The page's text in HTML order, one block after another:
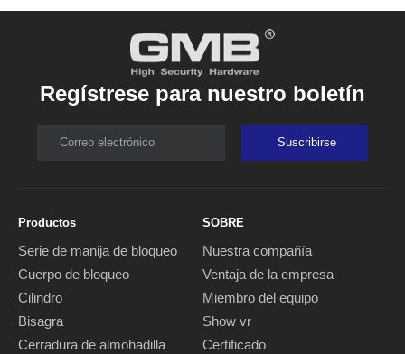
Regístrese para nuestro boletín
Correo electrónico Suscribirse
Productos
Serie de manija de bloqueo
Cuerpo de bloqueo
Cilindro
Bisagra
Cerradura de almohadilla
SOBRE
Nuestra compañía
Ventaja de la empresa
Miembro del equipo
Show vr
Certificado